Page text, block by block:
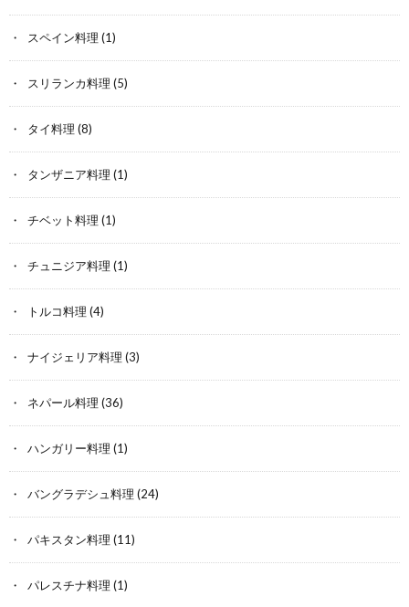
スペイン料理 (1)
スリランカ料理 (5)
タイ料理 (8)
タンザニア料理 (1)
チベット料理 (1)
チュニジア料理 (1)
トルコ料理 (4)
ナイジェリア料理 (3)
ネパール料理 (36)
ハンガリー料理 (1)
バングラデシュ料理 (24)
パキスタン料理 (11)
パレスチナ料理 (1)